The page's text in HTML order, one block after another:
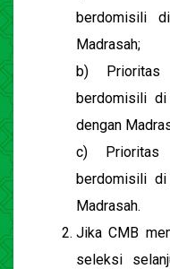
berdomisili
Madrasah;
b) Prioritas
berdomisili di
dengan
c) Prioritas
berdomisili di
Madrasah.
Jika CMB
seleksi